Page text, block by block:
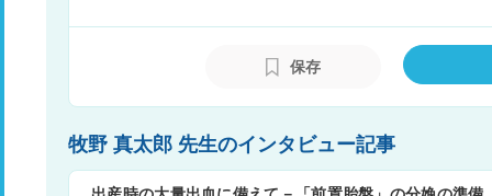
保存
牧野 真太郎 先生のインタビュー記事